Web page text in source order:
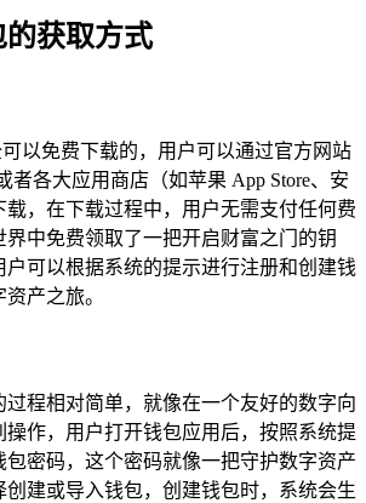
的获取方式
以免费下载的，用户可以通过官方网站
或者各大应用商店（如苹果 App Store、安
，在下载过程中，用户无需支付任何费
中免费领取了一把开启财富之门的钥
可以根据系统的提示进行注册和创建钱
产之旅。
过程相对简单，就像在一个友好的数字向
操作，用户打开钱包应用后，按照系统提
包密码，这个密码就像一把守护数字资产
创建或导入钱包，创建钱包时，系统会生